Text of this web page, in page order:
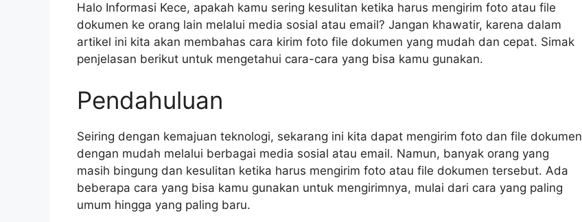
Halo Informasi Kece, apakah kamu sering kesulitan ketika harus mengirim foto atau file
dokumen ke orang lain melalui media sosial atau email? Jangan khawatir, karena dalam
artikel ini kita akan membahas cara kirim foto file dokumen yang mudah dan cepat. Simak
penjelasan berikut untuk mengetahui cara-cara yang bisa kamu gunakan.
Pendahuluan
Seiring dengan kemajuan teknologi, sekarang ini kita dapat mengirim foto dan file dokumen
dengan mudah melalui berbagai media sosial atau email. Namun, banyak orang yang
masih bingung dan kesulitan ketika harus mengirim foto atau file dokumen tersebut. Ada
beberapa cara yang bisa kamu gunakan untuk mengirimnya, mulai dari cara yang paling
umum hingga yang paling baru.